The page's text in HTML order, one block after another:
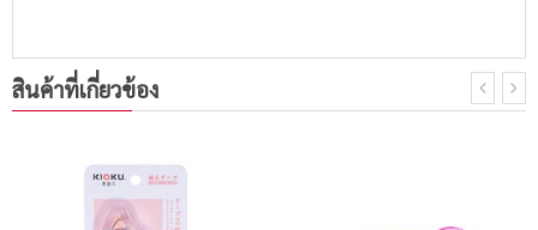
สินค้าที่เกี่ยวข้อง